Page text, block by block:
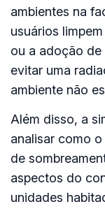
ambientes na
usuários
ou a adoção de
evitar uma
ambiente não
Além disso, a
analisar como
de
aspectos do
unidades